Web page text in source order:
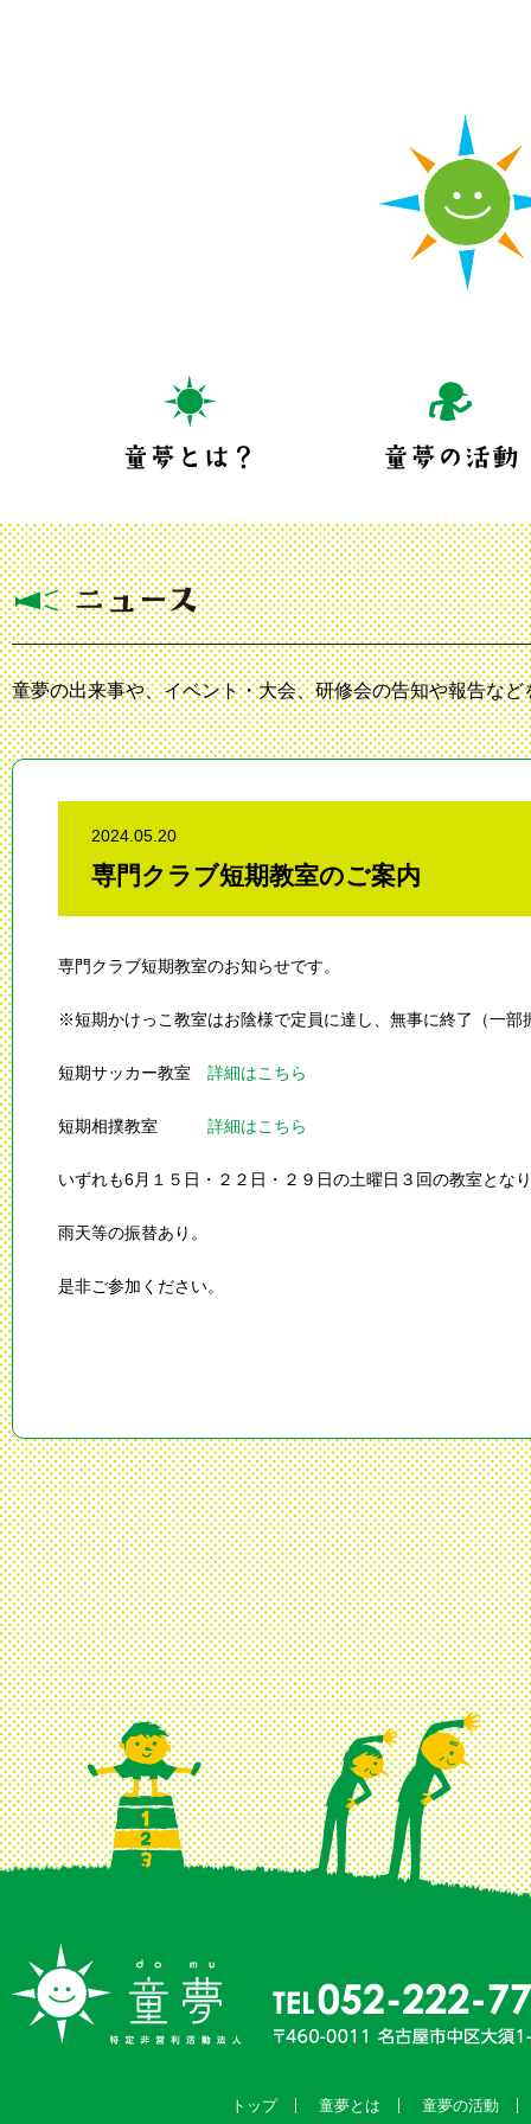
童夢の出来事や、イベント・大会、研修会の告知や報告な
2024.05.20
専門クラブ短期教室のご案内
専門クラブ短期教室のお知らせです。
※短期かけっこ教室はお陰様で定員に達し、無事に終了（一部
短期サッカー教室 詳細はこちら
短期相撲教室 詳細はこちら
いずれも6月１５日・２２日・２９日の土曜日３回の教室とな
雨天等の振替あり。
是非ご参加ください。
トップ 童夢とは 童夢の活動